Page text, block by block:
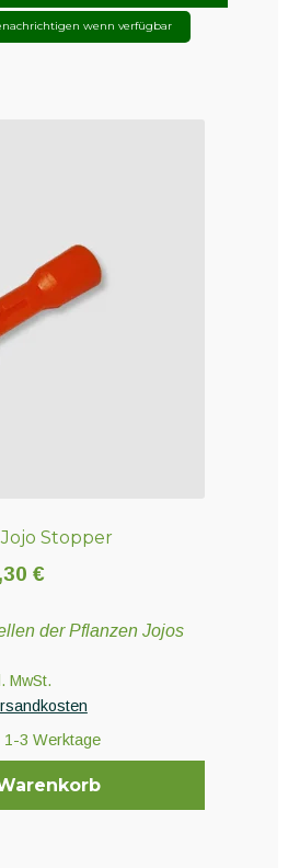
wenn verfügbar
Stopper
€
der Pflanzen Jojos
MwSt.
1-3 Werktage